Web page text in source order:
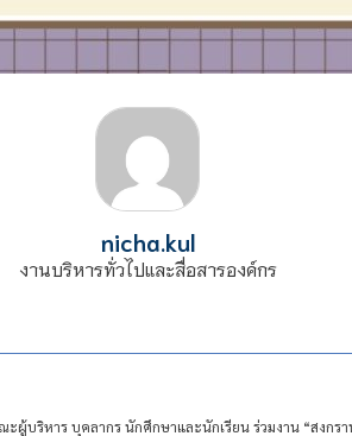
nicha.kul
งานบริหารทั่วไปและสื่อสารองค์กร